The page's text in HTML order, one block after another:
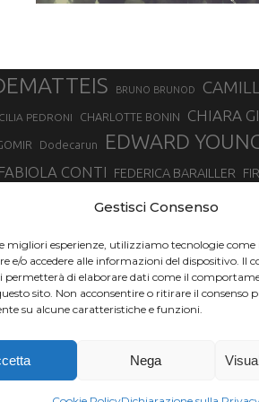
Gestisci Consenso
migliori esperienze, utilizziamo tecnologie come
e/o accedere alle informazioni del dispositivo. Il
permetterà di elaborare dati come il
sito. Non acconsentire o ritirare il consenso
su alcune caratteristiche e funzioni.
Nega
BRUNO BRUNOD
PEDRONI CHARLOTTE BONIN CHIARA
Dodecarun EDWARD
FABIOLA CONTI FEDERICA BARAILLER
GIOVANNA EPIS
DI TORINO MARATONINA MARCELLA BELLETTI
MONVISO VERTICAL RACE NADIA
BONALDI SILVIA RAMPAZZO
CHEVRIER